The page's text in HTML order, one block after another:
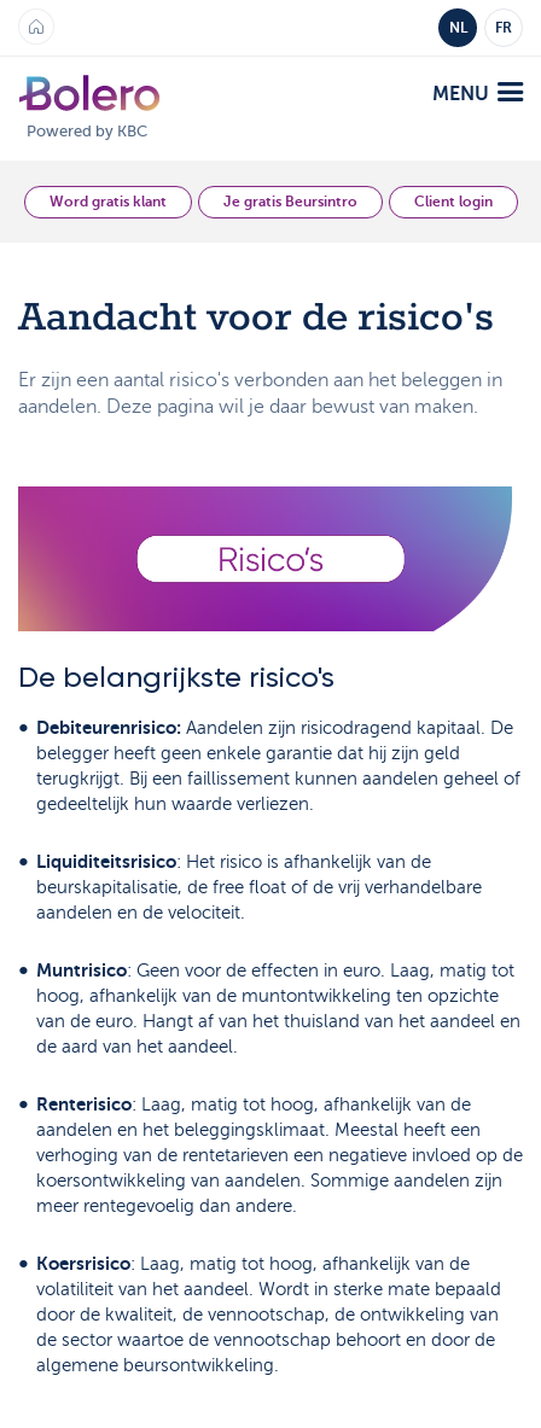
NL FR
Powered by KBC
MENU
Analyse en Inzicht
Bolero
Mobile
Aanbod
Markten
Academy
Strategie & Analyse
Word gratis klant Je gratis Beursintro Client login
Aandacht voor de risico's
Er zijn een aantal risico's verbonden aan het beleggen in
aandelen. Deze pagina wil je daar bewust van maken.
De belangrijkste risico's
Debiteurenrisico: Aandelen zijn risicodragend kapitaal. De
belegger heeft geen enkele garantie dat hij zijn geld
terugkrijgt. Bij een faillissement kunnen aandelen geheel of
gedeeltelijk hun waarde verliezen.
Liquiditeitsrisico: Het risico is afhankelijk van de
beurskapitalisatie, de free float of de vrij verhandelbare
aandelen en de velociteit.
Muntrisico: Geen voor de effecten in euro. Laag, matig tot
hoog, afhankelijk van de muntontwikkeling ten opzichte
van de euro. Hangt af van het thuisland van het aandeel en
de aard van het aandeel.
Renterisico: Laag, matig tot hoog, afhankelijk van de
aandelen en het beleggingsklimaat. Meestal heeft een
verhoging van de rentetarieven een negatieve invloed op de
koersontwikkeling van aandelen. Sommige aandelen zijn
meer rentegevoelig dan andere.
Koersrisico: Laag, matig tot hoog, afhankelijk van de
volatiliteit van het aandeel. Wordt in sterke mate bepaald
door de kwaliteit, de vennootschap, de ontwikkeling van
de sector waartoe de vennootschap behoort en door de
algemene beursontwikkeling.